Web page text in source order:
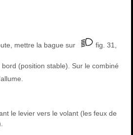
mettre la bague sur
fig. 31,
(position stable). Sur le combiné
le levier vers le volant (les feux de